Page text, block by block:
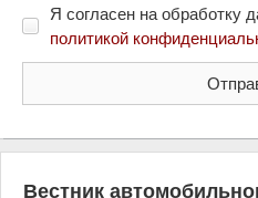
Я согласен на обработку
политикой
Вестник